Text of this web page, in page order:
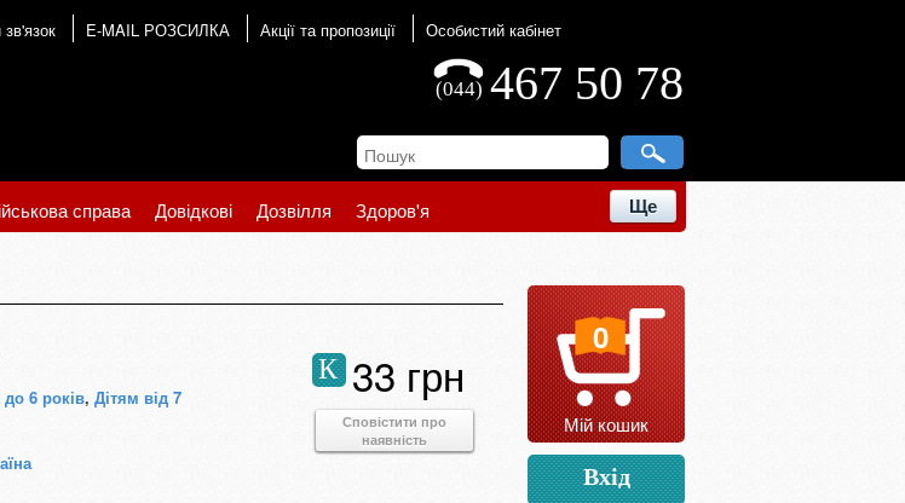
зв'язок E-MAIL РОЗСИЛКА Акції та пропозиції Особистий кабінет
467 50 78
(044)
справа Довідкові Дозвілля Здоров'я Ще
до 6 років, Дітям від 7
33 грн
К
Сповістити про
наявність
0
Мій кошик
Вхід